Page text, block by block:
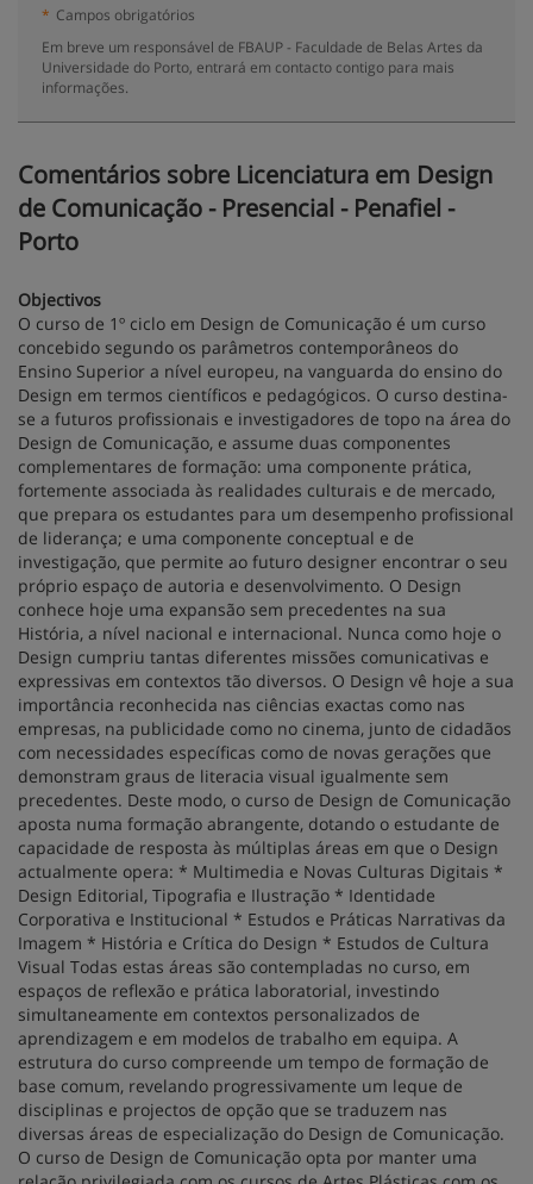
* Campos obrigatórios
Em breve um responsável de FBAUP - Faculdade de Belas Artes da
Universidade do Porto, entrará em contacto contigo para mais
informações.
Comentários sobre Licenciatura em Design
de Comunicação - Presencial - Penafiel -
Porto
Objectivos
O curso de 1º ciclo em Design de Comunicação é um curso
concebido segundo os parâmetros contemporâneos do
Ensino Superior a nível europeu, na vanguarda do ensino do
Design em termos científicos e pedagógicos. O curso destina-
se a futuros profissionais e investigadores de topo na área do
Design de Comunicação, e assume duas componentes
complementares de formação: uma componente prática,
fortemente associada às realidades culturais e de mercado,
que prepara os estudantes para um desempenho profissional
de liderança; e uma componente conceptual e de
investigação, que permite ao futuro designer encontrar o seu
próprio espaço de autoria e desenvolvimento. O Design
conhece hoje uma expansão sem precedentes na sua
História, a nível nacional e internacional. Nunca como hoje o
Design cumpriu tantas diferentes missões comunicativas e
expressivas em contextos tão diversos. O Design vê hoje a sua
importância reconhecida nas ciências exactas como nas
empresas, na publicidade como no cinema, junto de cidadãos
com necessidades específicas como de novas gerações que
demonstram graus de literacia visual igualmente sem
precedentes. Deste modo, o curso de Design de Comunicação
aposta numa formação abrangente, dotando o estudante de
capacidade de resposta às múltiplas áreas em que o Design
actualmente opera: * Multimedia e Novas Culturas Digitais *
Design Editorial, Tipografia e Ilustração * Identidade
Corporativa e Institucional * Estudos e Práticas Narrativas da
Imagem * História e Crítica do Design * Estudos de Cultura
Visual Todas estas áreas são contempladas no curso, em
espaços de reflexão e prática laboratorial, investindo
simultaneamente em contextos personalizados de
aprendizagem e em modelos de trabalho em equipa. A
estrutura do curso compreende um tempo de formação de
base comum, revelando progressivamente um leque de
disciplinas e projectos de opção que se traduzem nas
diversas áreas de especialização do Design de Comunicação.
O curso de Design de Comunicação opta por manter uma